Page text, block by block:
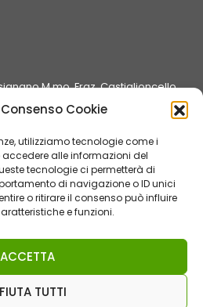
Cookie
utilizziamo tecnologie come i
alle informazioni del
tecnologie ci permetterà di
di navigazione o ID unici
o ritirare il consenso può influire
e funzioni.
ACCETTA
TUTTI
M.mo, Fraz. Castiglioncello
Tutti i diritti riservati.